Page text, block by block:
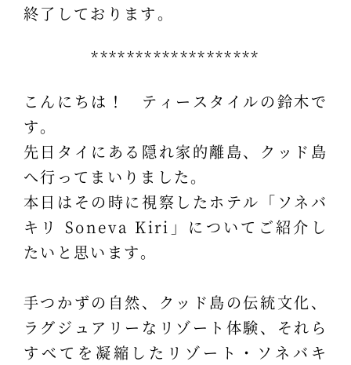
終了しております。
*******************
こんにちは！ ティースタイルの鈴木で
す。
先日タイにある隠れ家的離島、クッド島
へ行ってまいりました。
本日はその時に視察したホテル「ソネバ
キリ Soneva Kiri」についてご紹介し
たいと思います。
手つかずの自然、クッド島の伝統文化、
ラグジュアリーなリゾート体験、それら
すべてを凝縮したリゾート・ソネバキ